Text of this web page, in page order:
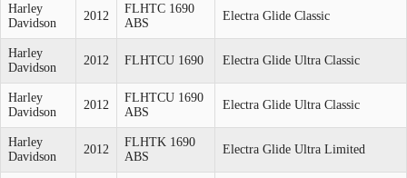
Harley
Davidson
2012
FLHTC 1690
ABS
Electra Glide Classic
Harley
Davidson
2012 FLHTCU 1690 Electra Glide Ultra Classic
Harley
Davidson
2012
FLHTCU 1690
ABS
Electra Glide Ultra Classic
Harley
Davidson
2012
FLHTK 1690
ABS
Electra Glide Ultra Limited